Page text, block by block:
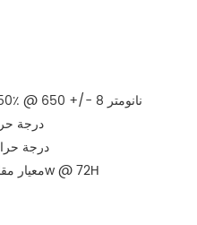
T = 50٪ @ 650 +/- 8 نانومتر
14 ،
15 ، درجة
16 ،500w @ 72H